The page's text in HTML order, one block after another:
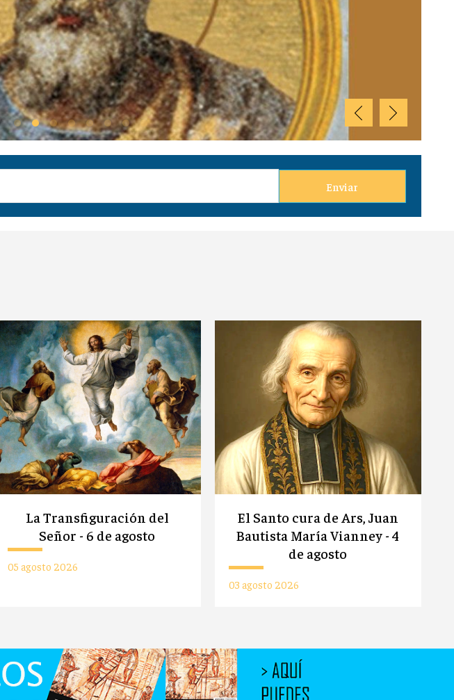
Señor - 6 de agosto Enviar
La Transfiguración del
Señor - 6 de agosto
05 agosto 2026
El Santo cura de Ars, Juan
Bautista María Vianney - 4
de agosto
03 agosto 2026